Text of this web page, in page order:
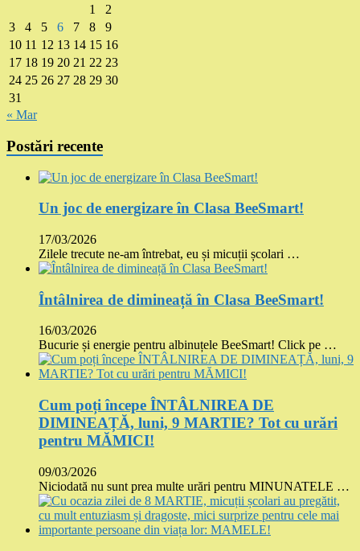
1
2
3
4 5 6 7 8
9
10 11 12 13 14 15 16
17 18 19 20 21 22 23
24 25 26 27 28 29 30
31
« Mar
Postări recente
Un joc de energizare în Clasa BeeSmart!
17/03/2026
Zilele trecute ne-am întrebat, eu și micuții școlari …
Întâlnirea de dimineață în Clasa BeeSmart!
16/03/2026
Bucurie și energie pentru albinuțele BeeSmart! Click pe …
Cum poți începe ÎNTÂLNIREA DE
DIMINEAȚĂ, luni, 9 MARTIE? Tot cu urări
pentru MĂMICI!
09/03/2026
Niciodată nu sunt prea multe urări pentru MINUNATELE …